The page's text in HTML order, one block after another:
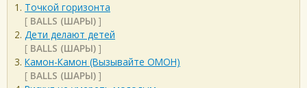
Точкой горизонта
[ BALLS (ШАРЫ) ]
Дети делают детей
[ BALLS (ШАРЫ) ]
Камон-Камон (Вызывайте ОМОН)
[ BALLS (ШАРЫ) ]